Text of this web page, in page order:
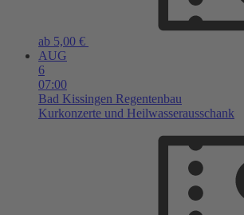
ab 5,00 €
AUG
6
07:00
Bad Kissingen Regentenbau
Kurkonzerte und Heilwasserausschank